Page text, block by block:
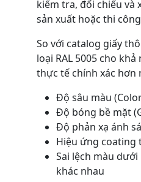
kiểm tra, đối chiếu và
sản xuất hoặc thi
So với catalog giấy
loại RAL 5005 cho
thực tế chính xác hơn
Độ sâu màu
Độ bóng bề mặt
Độ phản xạ ánh
Hiệu ứng coating
Sai lệch màu
khác nhau